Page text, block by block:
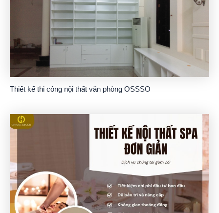
Thiết kế thi công nội thất văn phòng OSSSO